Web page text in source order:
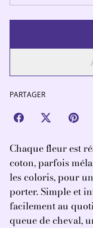
PARTAGER
Chaque fleur est
coton, parfois
les coloris, pour
porter. Simple et
facilement au
queue de cheval,